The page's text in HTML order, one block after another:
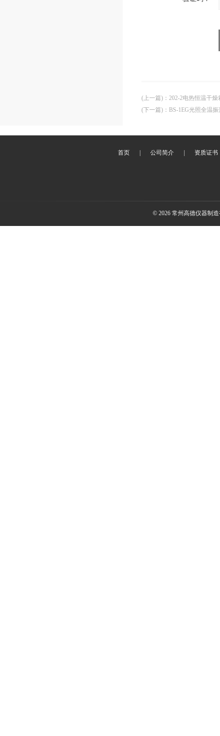
(上一篇) ： 202-2电热恒温干燥
(下一篇) ： BS-1EG光照全温
首页 公司简介 资质证书
© 2026 常州高德仪器制